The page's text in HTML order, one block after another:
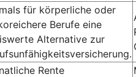
für körperliche oder
Berufe eine
Alternative zur
Rente